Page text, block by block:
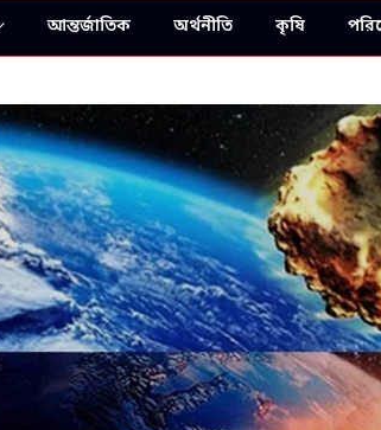
আন্তর্জাতিক অর্থনীতি কৃষি